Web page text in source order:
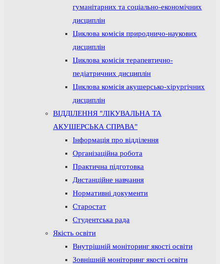
гуманітарних та соціально-економічних
дисциплін
Циклова комісія природничо-наукових
дисциплін
Циклова комісія терапевтично-
педіатричних дисциплін
Циклова комісія акушерсько-хірургічних
дисциплін
ВІДДІЛЕННЯ "ЛІКУВАЛЬНА ТА
АКУШЕРСЬКА СПРАВА"
Інформація про відділення
Організаційна робота
Практична підготовка
Дистанційне навчання
Нормативні документи
Старостат
Студентська рада
Якість освіти
Внутрішній моніторинг якості освіти
Зовнішній моніторинг якості освіти